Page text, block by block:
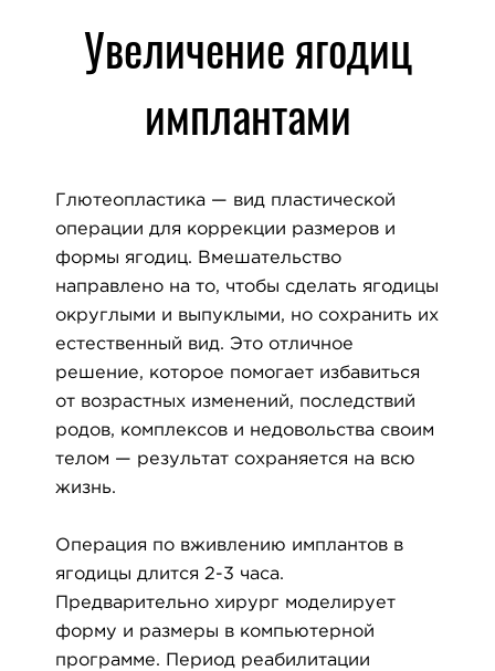
Увеличение ягодиц
имплантами
Глютеопластика — вид пластической
операции для коррекции размеров и
формы ягодиц. Вмешательство
направлено на то, чтобы сделать ягодицы
округлыми и выпуклыми, но сохранить их
естественный вид. Это отличное
решение, которое помогает избавиться
от возрастных изменений, последствий
родов, комплексов и недовольства своим
телом — результат сохраняется на всю
жизнь.
Операция по вживлению имплантов в
ягодицы длится 2-3 часа.
Предварительно хирург моделирует
форму и размеры в компьютерной
программе. Период реабилитации